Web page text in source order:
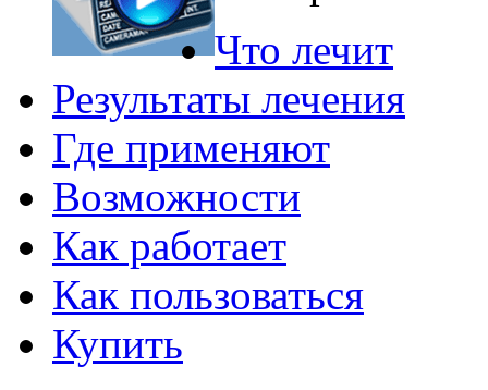
Что лечит
Результаты лечения
Где применяют
Возможности
Как работает
Как пользоваться
Купить